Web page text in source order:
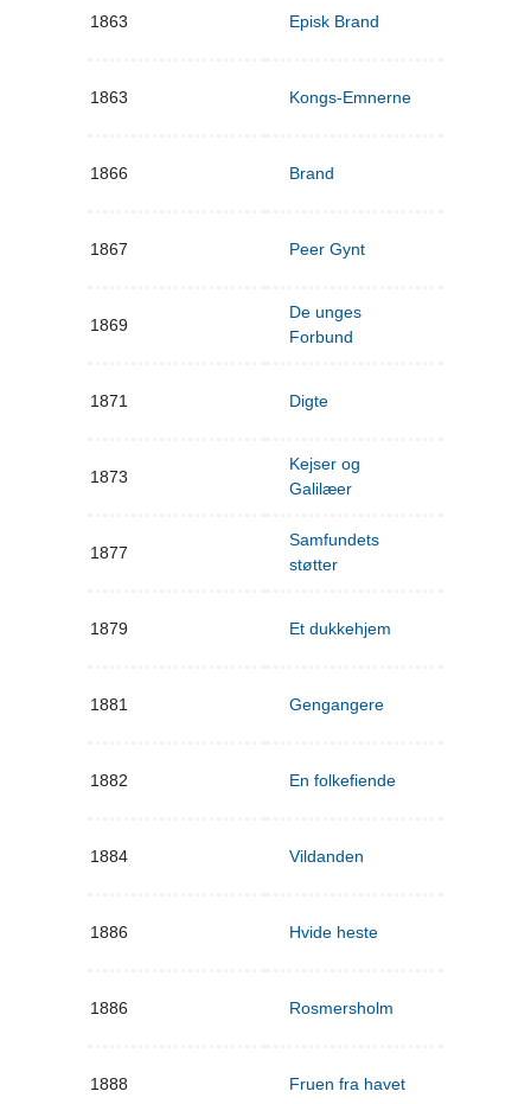
1863 Episk Brand
1863 Kongs-Emnerne
1866 Brand
1867 Peer Gynt
1869
De unges
Forbund
1871 Digte
1873
Kejser og
Galilæer
1877
Samfundets
støtter
1879 Et dukkehjem
1881 Gengangere
1882 En folkefiende
1884 Vildanden
1886 Hvide heste
1886 Rosmersholm
1888 Fruen fra havet